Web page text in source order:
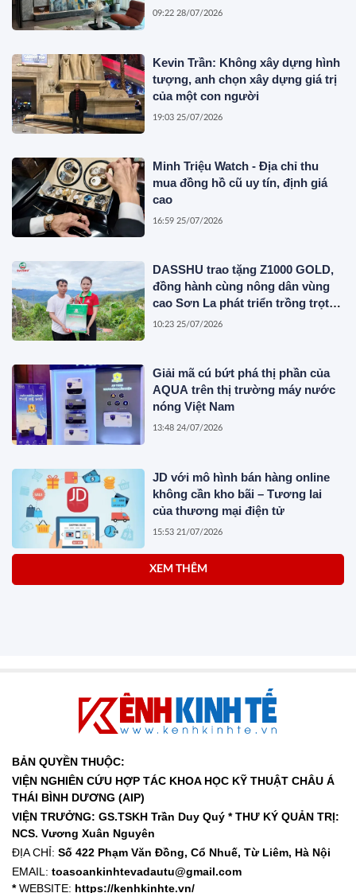
Innovative Container Solutions
09:22 28/07/2026
Kevin Trần: Không xây dựng hình
tượng, anh chọn xây dựng giá trị
của một con người
19:03 25/07/2026
Minh Triệu Watch - Địa chỉ thu
mua đồng hồ cũ uy tín, định giá
cao
16:59 25/07/2026
DASSHU trao tặng Z1000 GOLD,
đồng hành cùng nông dân vùng
cao Sơn La phát triển trồng trọt
bền vững
10:23 25/07/2026
Giải mã cú bứt phá thị phần của
AQUA trên thị trường máy nước
nóng Việt Nam
13:48 24/07/2026
JD với mô hình bán hàng online
không cần kho bãi – Tương lai
của thương mại điện tử
15:53 21/07/2026
giá trị từ chữ tín, chất lượng và
khát vọng vươn xa
Lê Hồng Ân nhà sáng lập Trung
cùng dấu ấn 250 năm Quốc khánh
Hoa Kỳ